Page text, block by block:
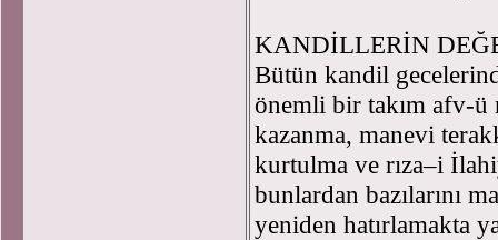
KANDİLLERİN
Bütün kandil
önemli bir takım afv-ü
kazanma, manevi
kurtulma ve rıza–i
bunlardan bazılarını
yeniden hatırlamakta